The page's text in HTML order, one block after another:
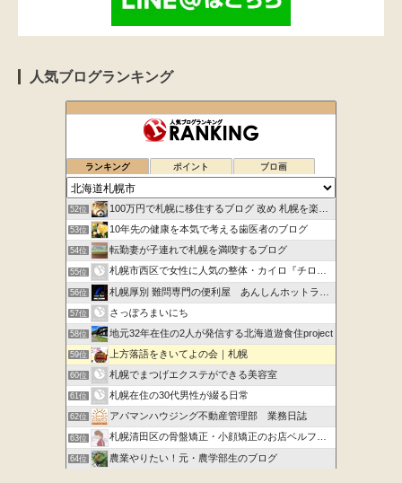
人気ブログランキング
ランキング ポイント ブロ画
52位 100万円で札幌に移住するブログ 改め 札幌を楽しむブログ
53位 10年先の健康を本気で考える歯医者のブログ
54位 転勤妻が子連れで札幌を満喫するブログ
55位 札幌市西区で女性に人気の整体・カイロ『チロル』
56位 札幌厚別 難問専門の便利屋 あんしんホットライン
57位 さっぽろまいにち
58位 地元32年在住の2人が発信する北海道遊食住project
59位 上方落語をきいてよの会｜札幌
60位 札幌でまつげエクステができる美容室
61位 札幌在住の30代男性が綴る日常
62位 アパマンハウジング不動産管理部 業務日誌
63位 札幌清田区の骨盤矯正・小顔矯正のお店ベルフィオーレ
64位 農業やりたい！元・農学部生のブログ